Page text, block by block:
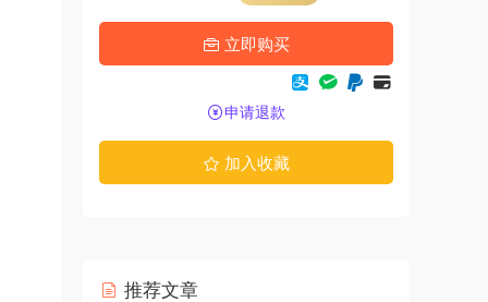
立即购买
申请退款
加入收藏
推荐文章